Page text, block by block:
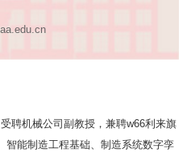
机械公司副教授，兼聘w66利来旗
智能制造工程基础、制造系统数字孪